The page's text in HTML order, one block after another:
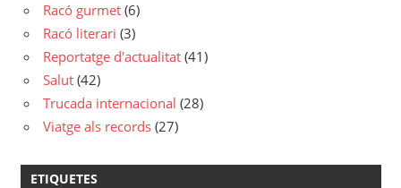
Racó gurmet (6)
Racó literari (3)
Reportatge d'actualitat (41)
Salut (42)
Trucada internacional (28)
Viatge als records (27)
ETIQUETES